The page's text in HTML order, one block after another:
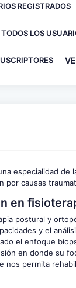
REGISTRADOS
LOS
especialidad
por causas
en
postural y
y el
el enfoque
en donde su
nos permita